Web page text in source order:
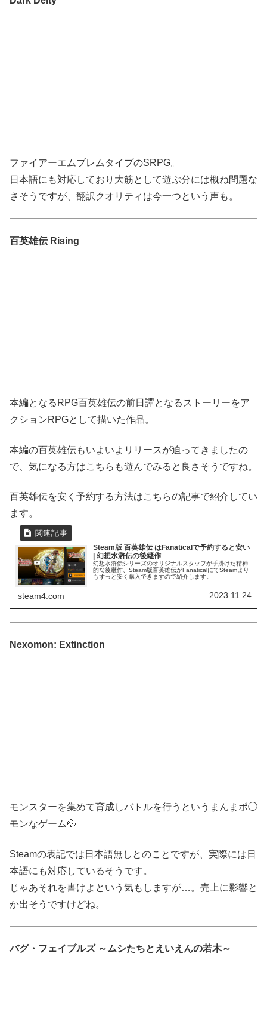
ファイアーエムブレムタイプのSRPG。
日本語にも対応しており大筋として遊ぶ分には概ね問題な
さそうですが、翻訳クオリティは今一つという声も。
百英雄伝 Rising
本編となるRPG百英雄伝の前日譚となるストーリーをア
クションRPGとして描いた作品。
本編の百英雄伝もいよいよリリースが迫ってきましたの
で、気になる方はこちらも遊んでみると良さそうですね。
百英雄伝を安く予約する方法はこちらの記事で紹介してい
ます。
Steam版 百英雄伝 はFanaticalで予約すると安い
| 幻想水滸伝の後継作
幻想水滸伝シリーズのオリジナルスタッフが手掛けた精神
的な後継作、Steam版百英雄伝がFanaticalにてSteamより
もずっと安く購入できますので紹介します。
steam4.com 2023.11.24
Nexomon: Extinction
モンスターを集めて育成しバトルを行うというまんまポ◯
モンなゲーム💦
Steamの表記では日本語無しとのことですが、実際には日
本語にも対応しているそうです。
じゃあそれを書けよという気もしますが…。売上に影響と
か出そうですけどね。
バグ・フェイブルズ ～ムシたちとえいえんの若木～